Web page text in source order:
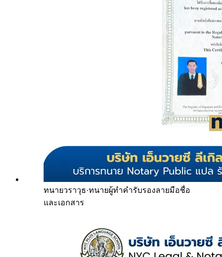
ทนายวราวุธ·ทนายผู้ทำคำรับรองลายมือชื่อ
และเอกสาร